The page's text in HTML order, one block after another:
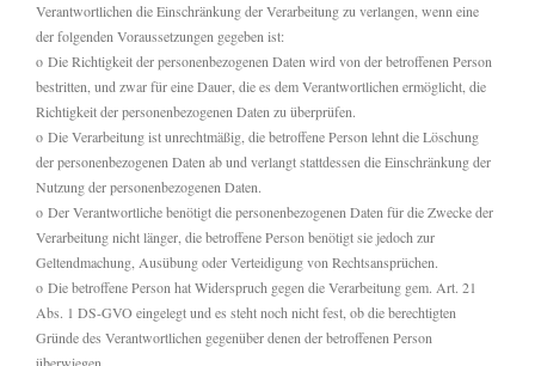
Verantwortlichen die Einschränkung der Verarbeitung zu verlangen, wenn eine
der folgenden Voraussetzungen gegeben ist:
o Die Richtigkeit der personenbezogenen Daten wird von der betroffenen Person
bestritten, und zwar für eine Dauer, die es dem Verantwortlichen ermöglicht, die
Richtigkeit der personenbezogenen Daten zu überprüfen.
o Die Verarbeitung ist unrechtmäßig, die betroffene Person lehnt die Löschung
der personenbezogenen Daten ab und verlangt stattdessen die Einschränkung der
Nutzung der personenbezogenen Daten.
o Der Verantwortliche benötigt die personenbezogenen Daten für die Zwecke der
Verarbeitung nicht länger, die betroffene Person benötigt sie jedoch zur
Geltendmachung, Ausübung oder Verteidigung von Rechtsansprüchen.
o Die betroffene Person hat Widerspruch gegen die Verarbeitung gem. Art. 21
Abs. 1 DS-GVO eingelegt und es steht noch nicht fest, ob die berechtigten
Gründe des Verantwortlichen gegenüber denen der betroffenen Person